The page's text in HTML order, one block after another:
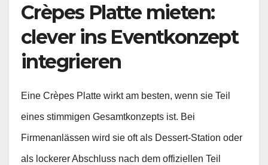
Crèpes Platte mieten:
clever ins Eventkonzept
integrieren
Eine Crèpes Platte wirkt am besten, wenn sie Teil
eines stimmigen Gesamtkonzepts ist. Bei
Firmenanlässen wird sie oft als Dessert‑Station oder
als lockerer Abschluss nach dem offiziellen Teil